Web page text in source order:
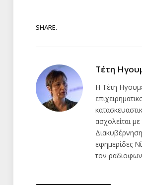
SHARE.
Τέτη
Η Τέτη
ασχολείται
εφημερίδες
τον